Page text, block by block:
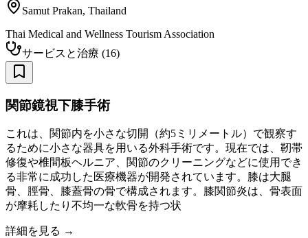
Samut Prakan, Thailand
Thai Medical and Wellness Tourism Association
サービスと治療 (16)
関節鏡視下膝手術
これは、関節内を小さな切開（約5ミリメートル）で観察す
るために小さな器具を用いる外科手術です。現在では、靭帯
修復や椎間板ヘルニア、関節のクリーニングなどに使用でき
る非常に成功した医療機器が開発されています。膝は大腿
骨、脛骨、膝蓋骨の骨で構成されます。膝関節炎は、骨表面
が摩耗したり不均一な軟骨を持つ状
詳細を見る →